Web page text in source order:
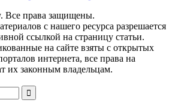
Все права защищены.
с нашего ресурса разрешается
ссылкой на страницу статьи.
на сайте взяты с открытых
интернета, все права на
их законным владельцам.